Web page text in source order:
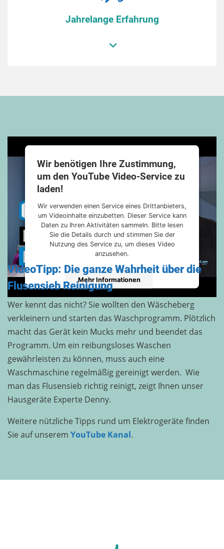
Jahrelange Erfahrung
Wir benötigen Ihre Zustimmung,
um den YouTube Video-Service zu
laden!
Wir verwenden einen Service eines Drittanbieters,
um Videoinhalte einzubetten. Dieser Service kann
Daten zu Ihren Aktivitäten sammeln. Bitte lesen
Sie die Details durch und stimmen Sie der
Nutzung des Service zu, um dieses Video
anzusehen.
Mehr Informationen
Akzeptieren
powered by
Usercentrics Consent Management
Platform
VideoTipp: Die ganze Wahrheit über die
Flusensieb Reinigung
Wer kennt das nicht? Sie wollten den Wäscheberg
verkleinern und starten das Waschprogramm. Plötzlich
macht das Gerät kein Mucks mehr und beendet das
Programm. Um ein reibungsloses Waschen
gewährleisten zu können, muss auch eine
Waschmaschine regelmäßig gereinigt werden. Wie
man das Flusensieb richtig reinigt, zeigt Ihnen unser
Hausgeräte Experte Denny.
Weitere nützliche Tipps rund um Elektrogeräte finden
Sie auf unserem YouTube Kanal.